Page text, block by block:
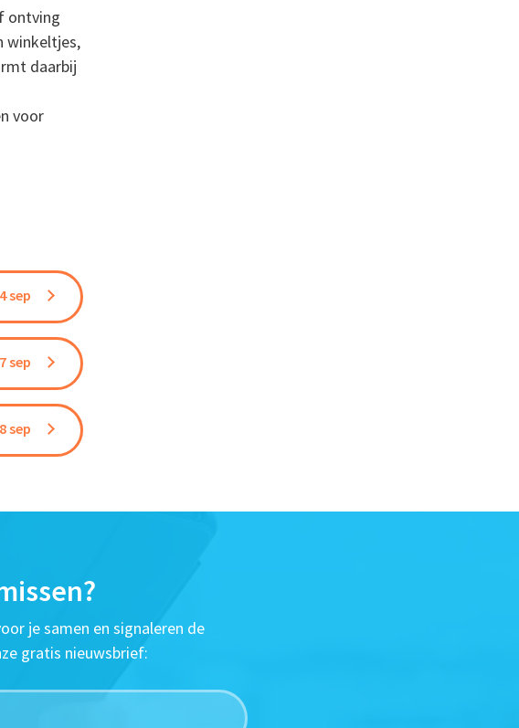
ontving
winkeltjes,
daarbij
voor
sep
sep
sep
je samen en signaleren de
gratis nieuwsbrief: